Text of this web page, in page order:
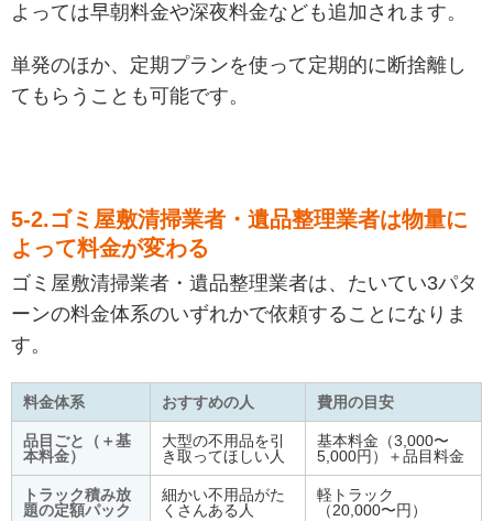
よっては早朝料金や深夜料金なども追加されます。
単発のほか、定期プランを使って定期的に断捨離し
てもらうことも可能です。
5-2.ゴミ屋敷清掃業者・遺品整理業者は物量に
よって料金が変わる
ゴミ屋敷清掃業者・遺品整理業者は、たいてい3パタ
ーンの料金体系のいずれかで依頼することになりま
す。
料金体系 おすすめの人 費用の目安
品目ごと（＋基
本料金）
大型の不用品を引
き取ってほしい人
基本料金（3,000〜
5,000円）＋品目料金
トラック積み放
題の定額パック
細かい不用品がた
くさんある人
軽トラック
（20,000〜円）